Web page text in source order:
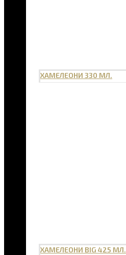
ХАМЕЛЕОНИ 330 МЛ.
ХАМЕЛЕОНИ BIG 425 МЛ.